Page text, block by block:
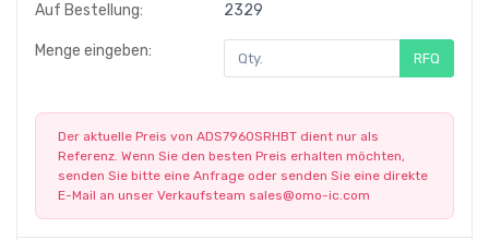
Auf Bestellung: 2329
Menge eingeben: RFQ
Der aktuelle Preis von ADS7960SRHBT dient nur als
Referenz. Wenn Sie den besten Preis erhalten möchten,
senden Sie bitte eine Anfrage oder senden Sie eine direkte
E-Mail an unser Verkaufsteam sales@omo-ic.com